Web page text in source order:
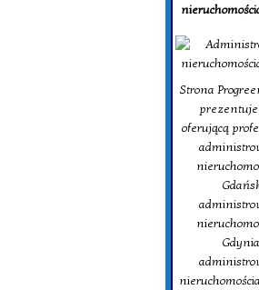
Strona
oferującą